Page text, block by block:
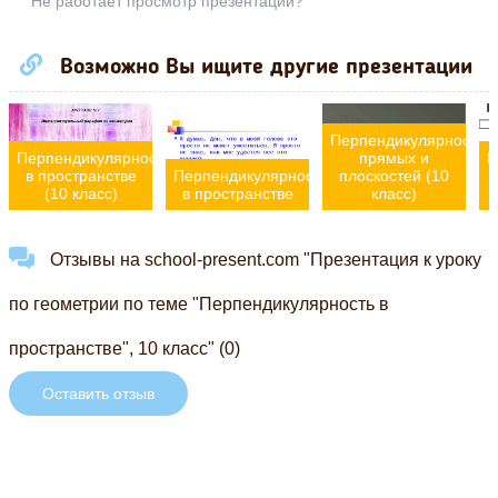
Возможно Вы ищите другие презентации
Перпендикулярность
в пространстве
(10 класс)
Перпендикулярность
в пространстве
Перпендикулярность
прямых и
плоскостей (10
класс)
Отзывы на school-present.com "Презентация к уроку
по геометрии по теме "Перпендикулярность в
пространстве", 10 класс" (0)
Оставить отзыв